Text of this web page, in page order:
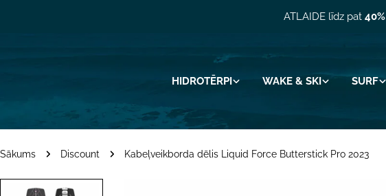
ATLAIDE līdz pat40%
HIDROTĒRPI WAKE & SKI SURF
Sākums Discount Kabeļveikborda dēlis Liquid Force Butterstick Pro 2023